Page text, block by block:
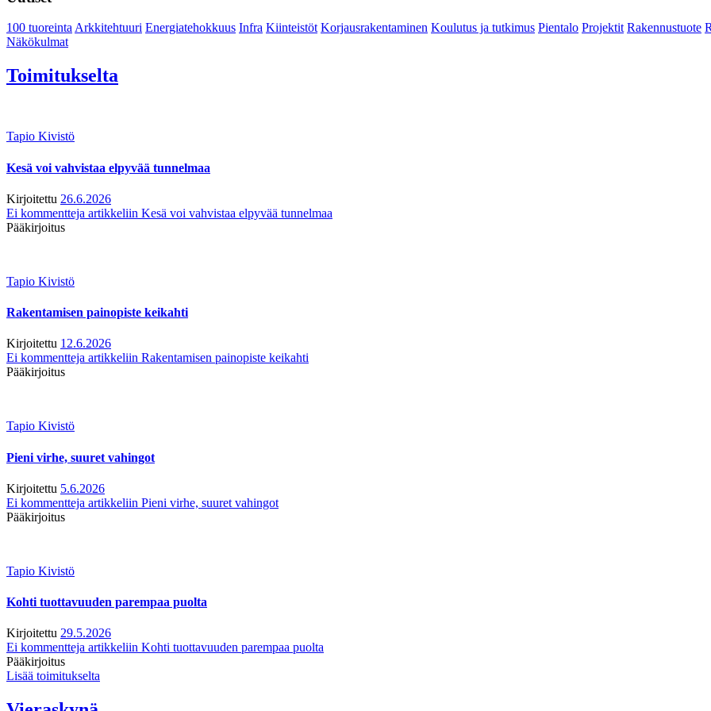
100 tuoreintaArkkitehtuuri Energiatehokkuus Infra Kiinteistöt Korjausrakentaminen Koulutus ja tutkimus Pientalo Projektit Rakennustuote
Näkökulmat
Toimitukselta
Tapio Kivistö
Kesä voi vahvistaa elpyvää tunnelmaa
Kirjoitettu 26.6.2026
Ei kommentteja artikkeliin Kesä voi vahvistaa elpyvää tunnelmaa
Pääkirjoitus
Tapio Kivistö
Rakentamisen painopiste keikahti
Kirjoitettu 12.6.2026
Ei kommentteja artikkeliin Rakentamisen painopiste keikahti
Pääkirjoitus
Tapio Kivistö
Pieni virhe, suuret vahingot
Kirjoitettu 5.6.2026
Ei kommentteja artikkeliin Pieni virhe, suuret vahingot
Pääkirjoitus
Tapio Kivistö
Kohti tuottavuuden parempaa puolta
Kirjoitettu 29.5.2026
Ei kommentteja artikkeliin Kohti tuottavuuden parempaa puolta
Pääkirjoitus
Lisää toimitukselta